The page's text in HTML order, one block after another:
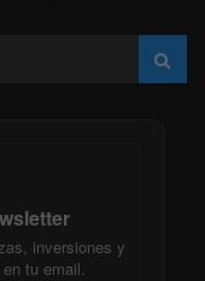
inversiones y
tu email.